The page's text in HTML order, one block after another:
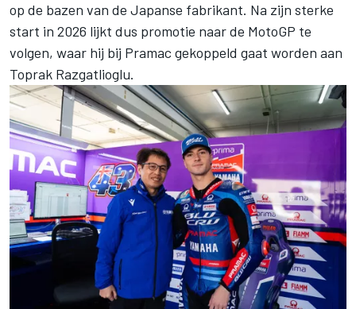
op de bazen van de Japanse fabrikant. Na zijn sterke
start in 2026 lijkt dus promotie naar de MotoGP te
volgen, waar hij bij Pramac gekoppeld gaat worden aan
Toprak Razgatlioglu.